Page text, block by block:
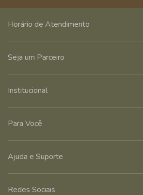
Horário de Atendimento
Seja um Parceiro
Institucional
Para Você
Ajuda e Suporte
Redes Sociais